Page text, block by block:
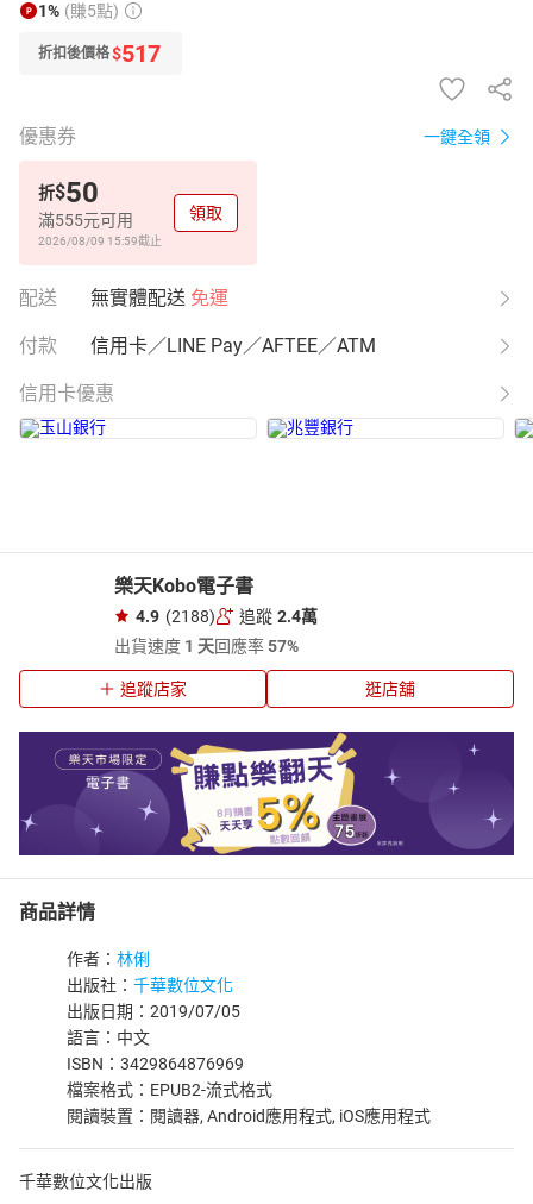
1% (賺5點)
折扣後價格$517
優惠券 一鍵全領
折$50
滿555元可用
2026/08/09 15:59截止
領取
配送 無實體配送 免運
付款 信用卡／LINE Pay／AFTEE／ATM
信用卡優惠
樂天Kobo電子書
4.9 (2188) 追蹤 2.4萬
出貨速度 1 天回應率57%
追蹤店家 逛店舖
商品詳情
作者： 林俐
出版社： 千華數位文化
出版日期：2019/07/05
語言：中文
ISBN：3429864876969
檔案格式：EPUB2-流式格式
閱讀裝置：閱讀器, Android應用程式, iOS應用程式
千華數位文化出版